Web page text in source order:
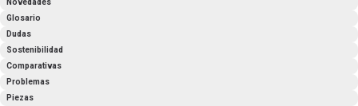
Novedades
Glosario
Dudas
Sostenibilidad
Comparativas
Problemas
Piezas